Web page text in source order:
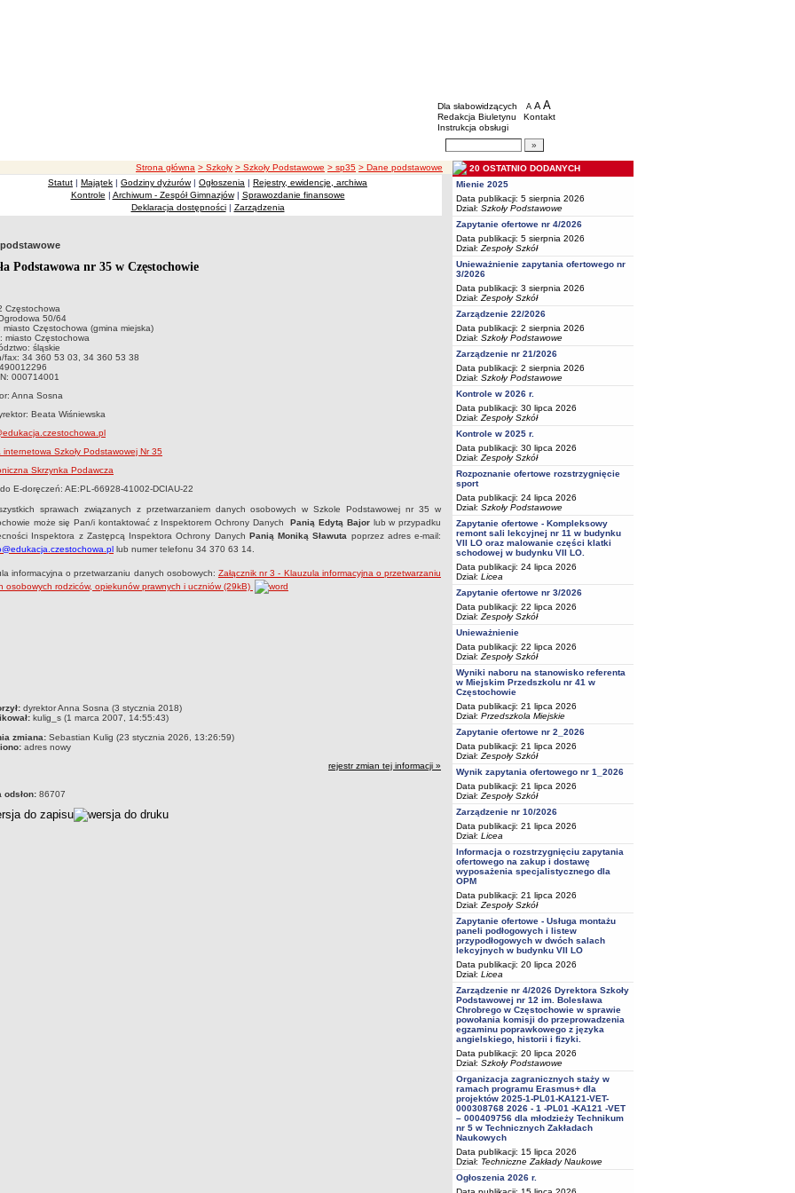
BIP - Oświata Częstochowa
Menu dodatkowe
Dla słabowidzących A pomniejsz czcionkę
A standardowy rozmiar czcionki
A
Redakcja Biuletynu
Kontakt
Instrukcja obsługi
Wyszukiwarka artykułów
ścieżka nawigacji
Strona główna > Szkoły > Szkoły Podstawowe > sp35 > Dane podstawowe
Statut | Majątek | Godziny dyżurów| Ogłoszenia | Rejestry, ewidencje, archiwa
Kontrole | Archiwum - Zespół Gimnazjów| Sprawozdanie finansowe
Deklaracja dostępności| Zarządzenia
Podstawowa nr 35 w Częstochowie
Częstochowa
50/64
miasto Częstochowa (gmina miejska)
miasto Częstochowa
śląskie
fax: 34 360 53 03, 34 360 53 38
000714001
Anna Sosna
Beata Wiśniewska
internetowa Szkoły Podstawowej Nr 35
Skrzynka Podawcza
E-doręczeń: AE:PL-66928-41002-DCIAU-22
sprawach związanych z przetwarzaniem danych osobowych w Szkole Podstawowej nr 35 w
może się Pan/i kontaktować z Inspektorem Ochrony DanychPanią Edytą Bajorlub w przypadku
Inspektora z Zastępcą Inspektora Ochrony Danych Panią Moniką Sławuta poprzez adres e-mail:
lub numer telefonu 34 370 63 14
informacyjna o przetwarzaniu danych osobowych: Załącznik nr 3 - Klauzula informacyjna o przetwarzaniu
osobowych rodziców, opiekunów prawnych i uczniów (29kB)
dyrektor Anna Sosna (3 stycznia 2018)
kulig_s (1 marca 2007, 14:55:43)
zmiana: Sebastian Kulig (23 stycznia 2026, 13:26:59)
adres nowy
rejestr zmian tej informacji »
odsłon: 86707
20 OSTATNIO DODANYCH
Mienie 2025
Data publikacji: 5 sierpnia 2026
Dział: Szkoły Podstawowe
Zapytanie ofertowe nr 4/2026
Data publikacji: 5 sierpnia 2026
Dział: Zespoły Szkół
Unieważnienie zapytania ofertowego nr
3/2026
Data publikacji: 3 sierpnia 2026
Dział: Zespoły Szkół
Zarządzenie 22/2026
Data publikacji: 2 sierpnia 2026
Dział: Szkoły Podstawowe
Zarządzenie nr 21/2026
Data publikacji: 2 sierpnia 2026
Dział: Szkoły Podstawowe
Kontrole w 2026 r.
Data publikacji: 30 lipca 2026
Dział: Zespoły Szkół
Kontrole w 2025 r.
Data publikacji: 30 lipca 2026
Dział: Zespoły Szkół
Rozpoznanie ofertowe rozstrzygnięcie
sport
Data publikacji: 24 lipca 2026
Dział: Szkoły Podstawowe
Zapytanie ofertowe - Kompleksowy
remont sali lekcyjnej nr 11 w budynku
VII LO oraz malowanie części klatki
schodowej w budynku VII LO.
Data publikacji: 24 lipca 2026
Dział: Licea
Zapytanie ofertowe nr 3/2026
Data publikacji: 22 lipca 2026
Dział: Zespoły Szkół
Unieważnienie
Data publikacji: 22 lipca 2026
Dział: Zespoły Szkół
Wyniki naboru na stanowisko referenta
w Miejskim Przedszkolu nr 41 w
Częstochowie
Data publikacji: 21 lipca 2026
Dział: Przedszkola Miejskie
Zapytanie ofertowe nr 2_2026
Data publikacji: 21 lipca 2026
Dział: Zespoły Szkół
Wynik zapytania ofertowego nr 1_2026
Data publikacji: 21 lipca 2026
Dział: Zespoły Szkół
Zarządzenie nr 10/2026
Data publikacji: 21 lipca 2026
Dział: Licea
Informacja o rozstrzygnięciu zapytania
ofertowego na zakup i dostawę
wyposażenia specjalistycznego dla
OPM
Data publikacji: 21 lipca 2026
Dział: Zespoły Szkół
Zapytanie ofertowe - Usługa montażu
paneli podłogowych i listew
przypodłogowych w dwóch salach
lekcyjnych w budynku VII LO
Data publikacji: 20 lipca 2026
Dział: Licea
Zarządzenie nr 4/2026 Dyrektora Szkoły
Podstawowej nr 12 im. Bolesława
Chrobrego w Częstochowie w sprawie
powołania komisji do przeprowadzenia
egzaminu poprawkowego z języka
angielskiego, historii i fizyki.
Data publikacji: 20 lipca 2026
Dział: Szkoły Podstawowe
Organizacja zagranicznych staży w
ramach programu Erasmus+ dla
projektów 2025-1-PL01-KA121-VET-
000308768 2026 - 1 -PL01 -KA121 -VET
– 000409756 dla młodzieży Technikum
nr 5 w Technicznych Zakładach
Naukowych
Data publikacji: 15 lipca 2026
Dział: Techniczne Zakłady Naukowe
Ogłoszenia 2026 r.